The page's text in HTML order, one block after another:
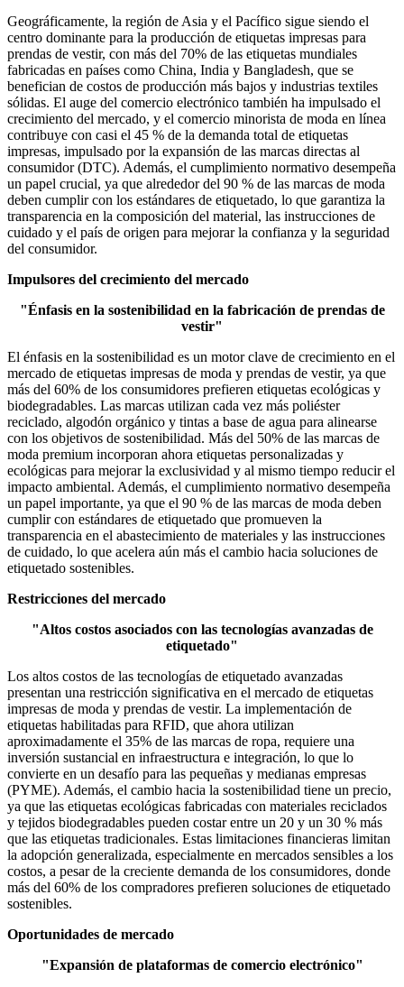
Geográficamente, la región de Asia y el Pacífico sigue siendo el
centro dominante para la producción de etiquetas impresas para
prendas de vestir, con más del 70% de las etiquetas mundiales
fabricadas en países como China, India y Bangladesh, que se
benefician de costos de producción más bajos y industrias textiles
sólidas. El auge del comercio electrónico también ha impulsado el
crecimiento del mercado, y el comercio minorista de moda en línea
contribuye con casi el 45 % de la demanda total de etiquetas
impresas, impulsado por la expansión de las marcas directas al
consumidor (DTC). Además, el cumplimiento normativo desempeña
un papel crucial, ya que alrededor del 90 % de las marcas de moda
deben cumplir con los estándares de etiquetado, lo que garantiza la
transparencia en la composición del material, las instrucciones de
cuidado y el país de origen para mejorar la confianza y la seguridad
del consumidor.
Impulsores del crecimiento del mercado
"Énfasis en la sostenibilidad en la fabricación de prendas de
vestir"
El énfasis en la sostenibilidad es un motor clave de crecimiento en el
mercado de etiquetas impresas de moda y prendas de vestir, ya que
más del 60% de los consumidores prefieren etiquetas ecológicas y
biodegradables. Las marcas utilizan cada vez más poliéster
reciclado, algodón orgánico y tintas a base de agua para alinearse
con los objetivos de sostenibilidad. Más del 50% de las marcas de
moda premium incorporan ahora etiquetas personalizadas y
ecológicas para mejorar la exclusividad y al mismo tiempo reducir el
impacto ambiental. Además, el cumplimiento normativo desempeña
un papel importante, ya que el 90 % de las marcas de moda deben
cumplir con estándares de etiquetado que promueven la
transparencia en el abastecimiento de materiales y las instrucciones
de cuidado, lo que acelera aún más el cambio hacia soluciones de
etiquetado sostenibles.
Restricciones del mercado
"Altos costos asociados con las tecnologías avanzadas de
etiquetado"
Los altos costos de las tecnologías de etiquetado avanzadas
presentan una restricción significativa en el mercado de etiquetas
impresas de moda y prendas de vestir. La implementación de
etiquetas habilitadas para RFID, que ahora utilizan
aproximadamente el 35% de las marcas de ropa, requiere una
inversión sustancial en infraestructura e integración, lo que lo
convierte en un desafío para las pequeñas y medianas empresas
(PYME). Además, el cambio hacia la sostenibilidad tiene un precio,
ya que las etiquetas ecológicas fabricadas con materiales reciclados
y tejidos biodegradables pueden costar entre un 20 y un 30 % más
que las etiquetas tradicionales. Estas limitaciones financieras limitan
la adopción generalizada, especialmente en mercados sensibles a los
costos, a pesar de la creciente demanda de los consumidores, donde
más del 60% de los compradores prefieren soluciones de etiquetado
sostenibles.
Oportunidades de mercado
"Expansión de plataformas de comercio electrónico"